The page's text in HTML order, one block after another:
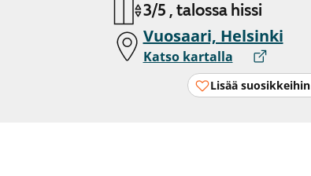
3/5 , talossa hissi
Vuosaari, Helsinki
Katso kartalla
Lisää suosikkeihin